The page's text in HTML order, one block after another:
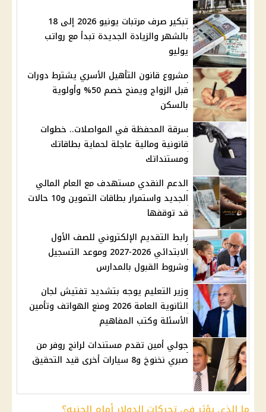
تبكير صرف مرتبات يونيو 2026 إلى 18
بالشهر والزيادة الجديدة تبدأ مع رواتب
يوليو
مشروع قانون التأهيل الأسري يشترط دورات
قبل الزواج ويمنح خصم 50% وأولوية
بالسكن
سرقة المحفظة في المواصلات.. خطوات
قانونية ومالية عاجلة لحماية بطاقاتك
ومستنداتك
الدعم النقدي مستهدف مع العام المالي
الجديد واستمرار بطاقات التموين و10 حالات
قد توقفها
رابط التقديم الإلكتروني للصف الأول
الابتدائي 2026-2027 وموعد التسجيل
وشروط القبول بالمدارس
وزير التعليم يوجه بتشديد تفتيش لجان
الثانوية العامة 2026 ومنع الهواتف وتأمين
الأسئلة وكتب المفاهيم
جولي أمين تقدم مستندات لرانج روفر من
صبري نخنوخ و8 سيارات أخرى قيد التحقيق